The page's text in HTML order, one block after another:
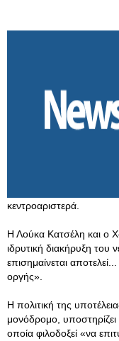
κεντροαριστερά.
Η Λούκα Κατσέλη και ο
ιδρυτική διακήρυξη
επισημαίνεται
οργής».
Η πολιτική της
μονόδρομο,
οποία φιλοδοξεί «να